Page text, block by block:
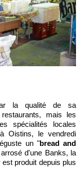
la qualité de sa
mais les
spécialités locales
Oistins, le vendredi
un "bread and
d'une Banks, la
produit depuis plus